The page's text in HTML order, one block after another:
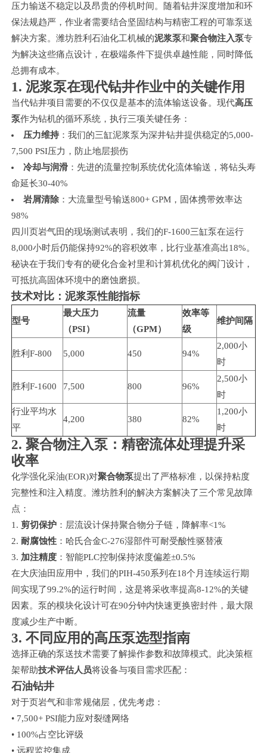
压力输送不稳定以及昂贵的停机时间。随着钻井深度增加和环
保法规趋严，作业者需要结合坚固结构与精密工程的可靠泵送
解决方案。潍坊胜利石油化工机械的泥浆泵和聚合物注入泵专
为解决这些痛点设计，在极端条件下提供卓越性能，同时降低
总拥有成本。
1. 泥浆泵在现代钻井作业中的关键作用
当代钻井项目需要的不仅仅是基本的流体输送设备。现代高压
泵作为钻机的循环系统，执行三项关键任务：
压力维持：我们的三缸泥浆泵为深井钻井提供稳定的5,000-
7,500 PSI压力，防止地层损伤
冷却与润滑：先进的流量控制系统优化流体输送，将钻头寿
命延长30-40%
岩屑清除：大流量型号输送800+ GPM，固体携带效率达
98%
四川页岩气田的现场测试表明，我们的F-1600三缸泵在运行
8,000小时后仍能保持92%的容积效率，比行业基准高出18%。
秘诀在于我们专有的硬化合金衬里和计算机优化的阀门设计，
可抵抗高固体环境中的磨蚀磨损。
技术对比：泥浆泵性能指标
型号
最大压力
（PSI）
流量
（GPM）
效率等
级
维护间隔
胜利F-800 5,000 450 94%
2,000小
时
胜利F-1600 7,500 800 96%
2,500小
时
行业平均水
平
4,200 380 82%
1,200小
时
2. 聚合物注入泵：精密流体处理提升采
收率
化学强化采油(EOR)对聚合物泵提出了严格标准，以保持粘度
完整性和注入精度。潍坊胜利的解决方案解决了三个常见故障
点：
剪切保护：层流设计保持聚合物分子链，降解率<1%
耐腐蚀性：哈氏合金C-276湿部件可耐受酸性驱替液
加注精度：智能PLC控制保持浓度偏差±0.5%
在大庆油田应用中，我们的PIH-450系列在18个月连续运行期
间实现了99.2%的运行时间，这是将采收率提高8-12%的关键
因素。泵的模块化设计可在90分钟内快速更换密封件，最大限
度减少生产中断。
3. 不同应用的高压泵选型指南
选择正确的泵送技术需要了解操作参数和故障模式。此决策框
架帮助技术评估人员将设备与项目需求匹配：
石油钻井
对于页岩气和非常规储层，优先考虑：
• 7,500+ PSI能力应对裂缝网络
• 100%占空比评级
• 远程监控集成